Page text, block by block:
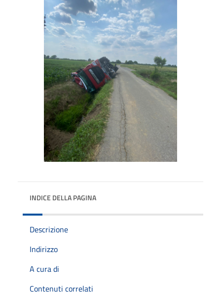
INDICE DELLA PAGINA
Descrizione
Indirizzo
A cura di
Contenuti correlati